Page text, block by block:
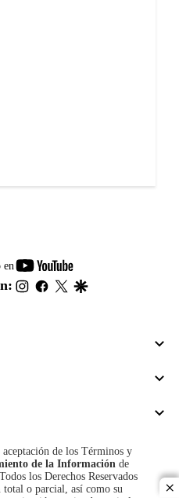
en
youtube-
footer
instagram
facebook
twitter
de los Términos y
de la Información de
Todos los Derechos Reservados
o parcial, así como su